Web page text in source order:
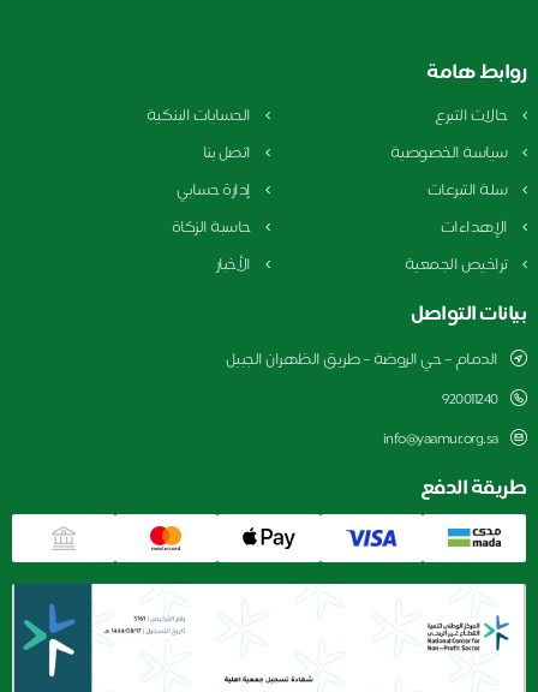
روابط هامة
حالات التبرع
الحسابات البنكية
سياسة الخصوصية
اتصل بنا
سلة التبرعات
إدارة حسابي
الإهداءات
حاسبة الزكاة
تراخيص الجمعية
الأخبار
بيانات التواصل
الدمام – حي الروضة – طريق الظهران الجبيل
920011240
info@yaamur.org.sa
طريقة الدفع